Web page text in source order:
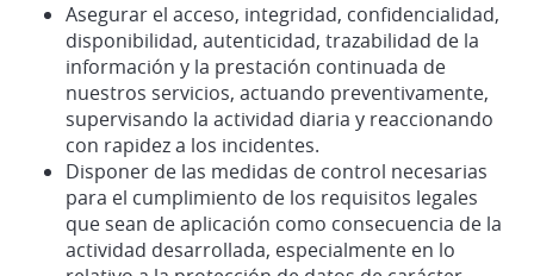
Asegurar el acceso, integridad, confidencialidad,
disponibilidad, autenticidad, trazabilidad de la
información y la prestación continuada de
nuestros servicios, actuando preventivamente,
supervisando la actividad diaria y reaccionando
con rapidez a los incidentes.
Disponer de las medidas de control necesarias
para el cumplimiento de los requisitos legales
que sean de aplicación como consecuencia de la
actividad desarrollada, especialmente en lo